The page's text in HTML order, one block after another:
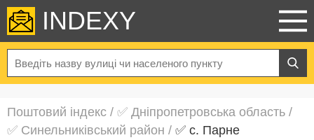
INDEXY
Поштовий індекс / ✅ Дніпропетровська область /
✅ Синельниківський район / ✅ с. Парне